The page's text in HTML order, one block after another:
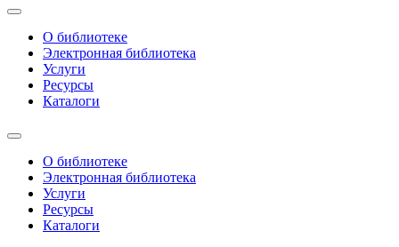
О библиотеке
Электронная библиотека
Услуги
Ресурсы
Каталоги
О библиотеке
Электронная библиотека
Услуги
Ресурсы
Каталоги